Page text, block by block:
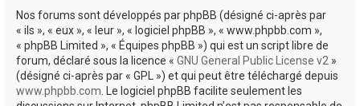
Nos forums sont développés par phpBB (désigné ci-après par
« ils », « eux », « leur », « logiciel phpBB », « www.phpbb.com »,
« phpBB Limited », « Équipes phpBB ») qui est un script libre de
forum, déclaré sous la licence « GNU General Public License v2 »
(désigné ci-après par « GPL ») et qui peut être téléchargé depuis
www.phpbb.com. Le logiciel phpBB facilite seulement les